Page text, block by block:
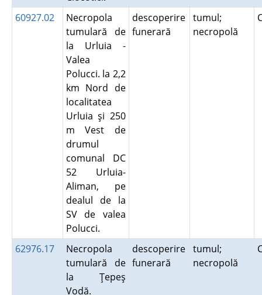
60927.02
Necropola
tumulară de
la Urluia -
Valea
Polucci. la 2,2
km Nord de
localitatea
Urluia şi 250
m Vest de
drumul
comunal DC
52 Urluia-
Aliman, pe
dealul de la
SV de valea
Polucci.
descoperire
funerară
tumul;
necropolă
62976.17
Necropola
tumulară de
la Ţepeş
Vodă.
descoperire
funerară
tumul;
necropolă